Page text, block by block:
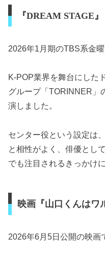
『DREAM STAGE』
2026年1月期のTBS系金曜
K-POP業界を舞台にした
グループ「TORINNER」
演しました。
センター役という設定は
と相性がよく、俳優とし
でも注目されるきっかけ
映画『山口くんはワ
2026年6月5日公開の映画